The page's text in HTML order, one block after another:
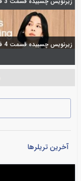
زیرنویس چسبیده قسمت 4 فصل اول اضافه شد
آخرین تریلرها